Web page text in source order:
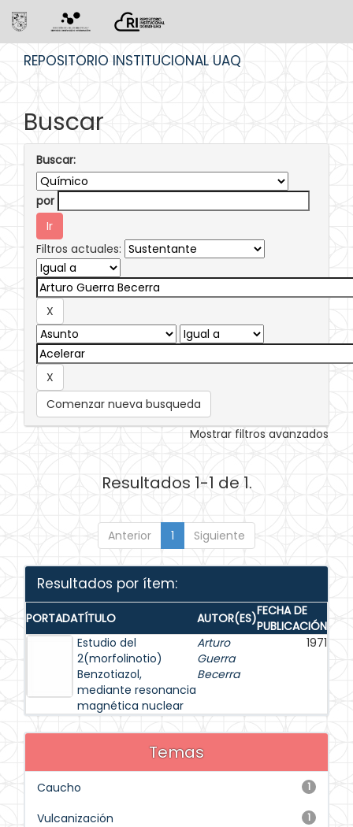
REPOSITORIO INSTITUCIONAL UAQ
Buscar
Buscar:
por
Filtros actuales:
Comenzar nueva busqueda
Mostrar filtros avanzados
Resultados 1-1 de 1.
Anterior 1 Siguiente
Resultados por ítem:
PORTADATÍTULO AUTOR(ES)FECHA DE
PUBLICACIÓN
Estudio del
2(morfolinotio)
Benzotiazol,
mediante resonancia
magnética nuclear
Arturo
Guerra
Becerra
1971
Temas
1
Caucho
1
Vulcanización